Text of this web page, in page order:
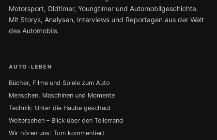
Motorsport, Oldtimer, Youngtimer und Automobilgeschichte.
Mit Storys, Analysen, Interviews und Reportagen aus der Welt
des Automobils.
AUTO-LEBEN
Bücher, Filme und Spiele zum Auto
Menschen, Maschinen und Momente
Technik: Unter die Haube geschaut
Weitersehen – Blick über den Tellerrand
Wir hören uns: Tom kommentiert